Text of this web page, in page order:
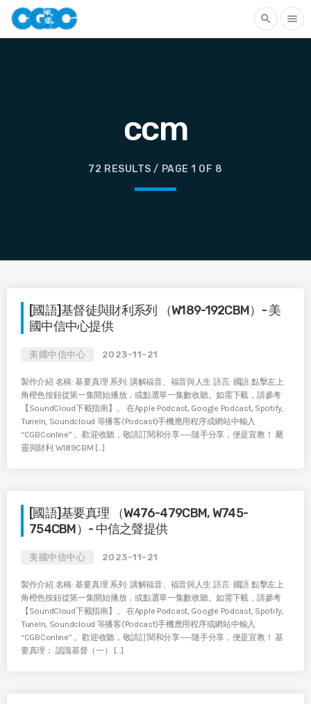
search menu
ccm
72 RESULTS / PAGE 1 OF 8
[國語]基督徒與財利系列 （W189-192CBM）- 美
國中信中心提供
美國中信中心 2023-11-21
製作介紹 名稱: 基要真理 系列: 講解福音、福音與人生 語言: 國語 點擊左上
角橙色按鈕從第一集開始播放，或點選單一集數收聽。如需下載，請參考
【SoundCloud下載指南】。 在Apple Podcast, Google Podcast, Spotify,
TuneIn, Soundcloud 等播客(Podcast)手機應用程序或網站中輸入
“CGBConline” 。歡迎收聽，敬請訂閱和分享——隨手分享，便是宣教！ 屬
靈與財利 W189CBM […]
[國語]基要真理 （W476-479CBM, W745-
754CBM）- 中信之聲提供
美國中信中心 2023-11-21
製作介紹 名稱: 基要真理 系列: 講解福音、福音與人生 語言: 國語 點擊左上
角橙色按鈕從第一集開始播放，或點選單一集數收聽。如需下載，請參考
【SoundCloud下載指南】。 在Apple Podcast, Google Podcast, Spotify,
TuneIn, Soundcloud 等播客(Podcast)手機應用程序或網站中輸入
“CGBConline” 。歡迎收聽，敬請訂閱和分享——隨手分享，便是宣教！ 基
要真理： 認識基督（一） […]